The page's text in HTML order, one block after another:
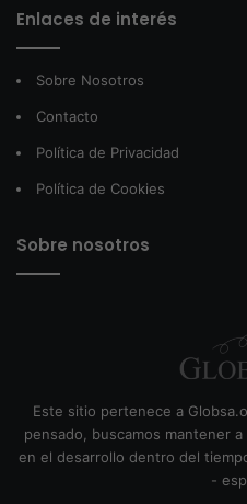
Enlaces de interés
Sobre Nosotros
Contacto
Política de Privacidad
Política de Cookies
Sobre nosotros
Este sitio pertenece a
pensado, buscamos mantener
en el desarrollo dentro del
-